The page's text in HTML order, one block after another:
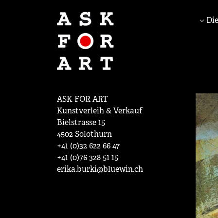
ASK FOR ART
Kunstverleih & Verkauf
Bielstrasse 15
4502 Solothurn
+41 (0)32 622 66 47
+41 (0)76 328 51 15
erika.burki@bluewin.ch